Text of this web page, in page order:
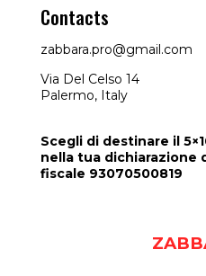
Contacts
zabbara.pro@gmail.com
Via Del Celso 14
Palermo, Italy
Scegli di destinare il
nella tua dichiarazione
fiscale 93070500819